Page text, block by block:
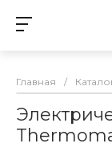
Главная /